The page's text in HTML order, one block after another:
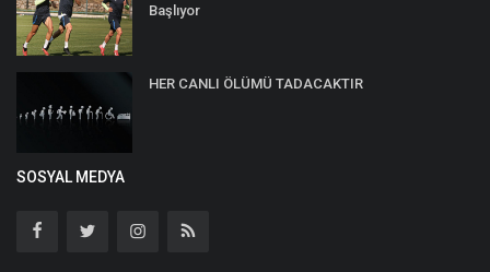
Başlıyor
HER CANLI ÖLÜMÜ TADACAKTIR
SOSYAL MEDYA